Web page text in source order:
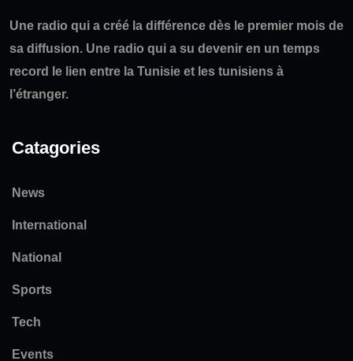
Une radio qui a créé la différence dès le premier mois de
sa diffusion. Une radio qui a su devenir en un temps
record le lien entre la Tunisie et les tunisiens à
l’étranger.
Catagories
News
International
National
Sports
Tech
Events